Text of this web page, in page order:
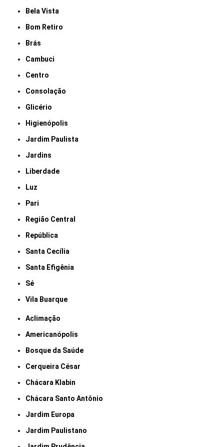
Bela Vista
Bom Retiro
Brás
Cambuci
Centro
Consolação
Glicério
Higienópolis
Jardim Paulista
Jardins
Liberdade
Luz
Pari
Região Central
República
Santa Cecília
Santa Efigênia
Sé
Vila Buarque
Aclimação
Americanópolis
Bosque da Saúde
Cerqueira César
Chácara Klabin
Chácara Santo Antônio
Jardim Europa
Jardim Paulistano